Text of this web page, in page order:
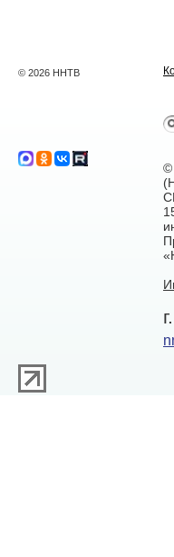
© 2026 ННТВ
©